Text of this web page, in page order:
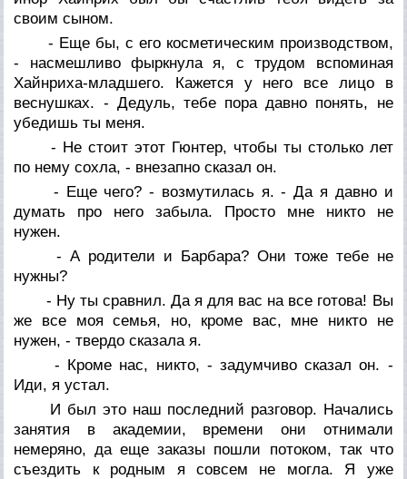
своим сыном.
- Еще бы, с его косметическим производством,
- насмешливо фыркнула я, с трудом вспоминая
Хайнриха-младшего. Кажется у него все лицо в
веснушках. - Дедуль, тебе пора давно понять, не
убедишь ты меня.
- Не стоит этот Гюнтер, чтобы ты столько лет
по нему сохла, - внезапно сказал он.
- Еще чего? - возмутилась я. - Да я давно и
думать про него забыла. Просто мне никто не
нужен.
- А родители и Барбара? Они тоже тебе не
нужны?
- Ну ты сравнил. Да я для вас на все готова! Вы
же все моя семья, но, кроме вас, мне никто не
нужен, - твердо сказала я.
- Кроме нас, никто, - задумчиво сказал он. -
Иди, я устал.
И был это наш последний разговор. Начались
занятия в академии, времени они отнимали
немеряно, да еще заказы пошли потоком, так что
съездить к родным я совсем не могла. Я уже